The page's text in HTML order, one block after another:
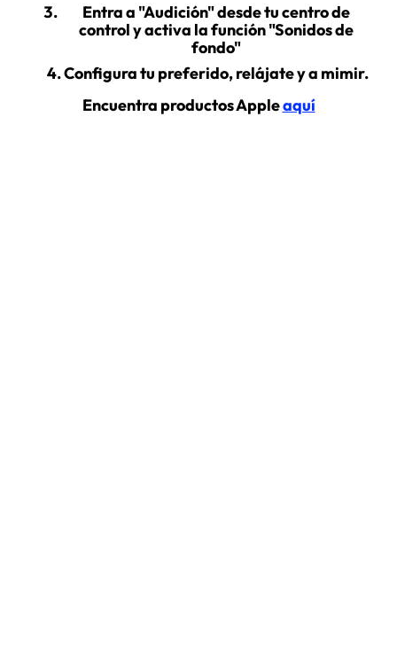
Entra a "Audición" desde tu centro de
control y activa la función "Sonidos de
fondo"
Configura tu preferido, relájate y a mimir.
Encuentra productos Appleaquí